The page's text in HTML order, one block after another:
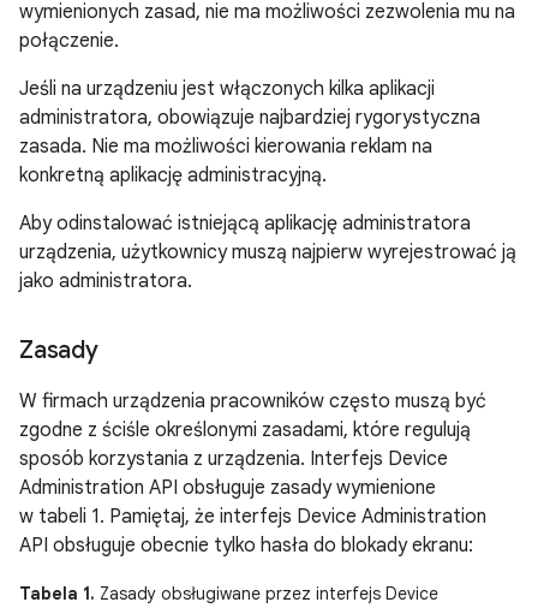
wymienionych zasad, nie ma możliwości zezwolenia mu na
połączenie.
Jeśli na urządzeniu jest włączonych kilka aplikacji
administratora, obowiązuje najbardziej rygorystyczna
zasada. Nie ma możliwości kierowania reklam na
konkretną aplikację administracyjną.
Aby odinstalować istniejącą aplikację administratora
urządzenia, użytkownicy muszą najpierw wyrejestrować ją
jako administratora.
Zasady
W firmach urządzenia pracowników często muszą być
zgodne z ściśle określonymi zasadami, które regulują
sposób korzystania z urządzenia. Interfejs Device
Administration API obsługuje zasady wymienione
w tabeli 1. Pamiętaj, że interfejs Device Administration
API obsługuje obecnie tylko hasła do blokady ekranu:
Tabela 1. Zasady obsługiwane przez interfejs Device